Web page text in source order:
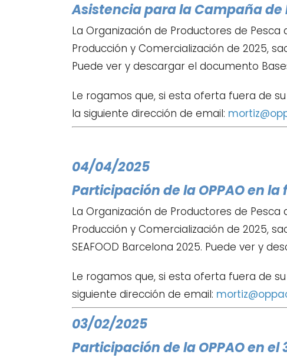
Asistencia para la Campaña
La Organización de Productores de
Producción y Comercialización de 2025,
Puede ver y descargar el documento
Le rogamos que, si esta oferta fuera de
la siguiente dirección de email:
04/04/2025
Participación de la OPPAO en
La Organización de Productores de
Producción y Comercialización de 2025,
SEAFOOD Barcelona 2025. Puede ver y
Le rogamos que, si esta oferta fuera de
siguiente dirección de email:
03/02/2025
Participación de la OPPAO en el